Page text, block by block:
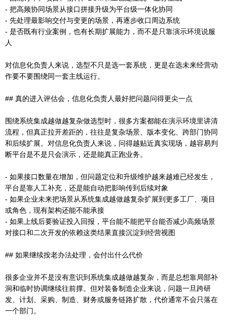
- 把高频协同场景从接口拼接升级为平台级一体化协同
- 先处理最影响交付与变更的场景，再逐步收口周边系统
- 是否既有行业案例，也有长期扩展能力，而不是只靠演示环境说服
人
对信息化负责人来说，选型不只是选一套系统，更是在选未来经营动
作要不要围绕同一套主线运行。
## 真的进入评估会，信息化负责人最好把问题问得更尖一点
围绕系统集成越做越复杂做选型时，很多方案都能在演示环境里讲清
流程，但真正拉开差距的，往往是复杂场景、版本变化、跨部门协同
和后续扩展。对信息化负责人来说，问得越贴近真实现场，越容易判
断平台是不是只会演示，还是能真正跑业务。
- 如果接口数量在增加，但问题定位和升级维护越来越难已经发生，
平台是靠人工补充，还是能自动把影响传到后续对象
- 如果企业未来把场景从系统集成越做越复杂扩展到更多工厂、项目
或角色，现有架构还能不能承接
- 如果上线后要验证投入回报，平台能不能把平台能否减少高频场景
对接口和二次开发的依赖这类结果直接沉淀到经营视图
## 如果继续按老办法处理，会付出什么代价
很多企业并不是没有意识到系统集成越做越复杂，而是总想靠局部补
洞和临时协调继续往前撑。但对装备制造企业来说，问题一旦跨研
发、计划、采购、制造、财务或服务链路扩散，代价通常不会只落在
一个部门。